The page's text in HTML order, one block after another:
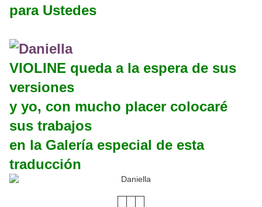
para Ustedes
VIOLINE queda a la espera de sus
versiones
y yo, con mucho placer colocaré
sus trabajos
en la Galería especial de esta
traducción